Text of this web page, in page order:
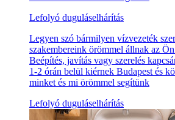
Lefolyó duguláselhárítás
Legyen szó bármilyen vízvezeték
szakembereink örömmel állnak az
Beépítés, javítás vagy szerelés
1-2 órán belül kiérnek Budapest és
minket és mi örömmel segítünk
Lefolyó duguláselhárítás